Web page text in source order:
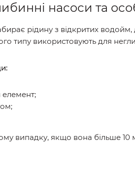
насоси та
рідину з відкритих
типу використовують для
елемент;
випадку, якщо вона більше